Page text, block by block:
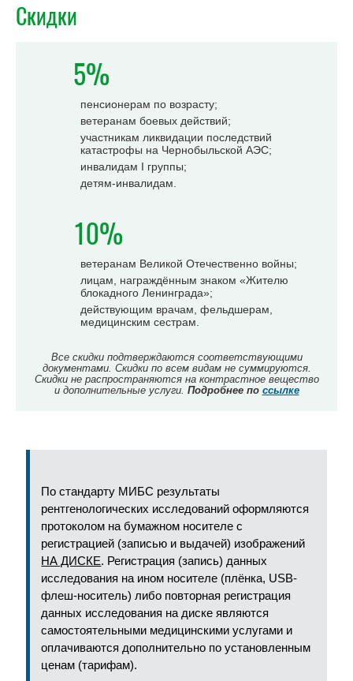
Скидки
5%
пенсионерам по возрасту;
ветеранам боевых действий;
участникам ликвидации последствий
катастрофы на Чернобыльской АЭС;
инвалидам I группы;
детям-инвалидам.
10%
ветеранам Великой Отечественно войны;
лицам, награждённым знаком «Жителю
блокадного Ленинграда»;
действующим врачам, фельдшерам,
медицинским сестрам.
Все скидки подтверждаются соответствующими
документами. Скидки по всем видам не суммируются.
Скидки не распространяются на контрастное вещество
и дополнительные услуги. Подробнее по ссылке
По стандарту МИБС результаты
рентгенологических исследований оформляются
протоколом на бумажном носителе с
регистрацией (записью и выдачей) изображений
НА ДИСКЕ. Регистрация (запись) данных
исследования на ином носителе (плёнка, USB-
флеш-носитель) либо повторная регистрация
данных исследования на диске являются
самостоятельными медицинскими услугами и
оплачиваются дополнительно по установленным
ценам (тарифам).